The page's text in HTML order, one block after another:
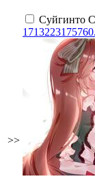
>>
Суйгинто